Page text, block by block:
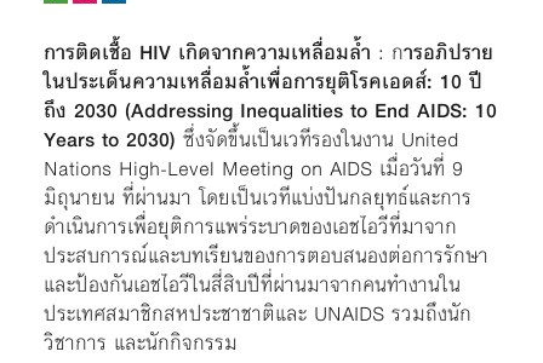
การติดเชื้อ HIV เกิดจากความเหลื่อมล้ำ : การอภิปราย
ในประเด็นความเหลื่อมล้ำเพื่อการยุติโรคเอดส์: 10 ปี
ถึง 2030 (Addressing Inequalities to End AIDS: 10
Years to 2030) ซึ่งจัดขึ้นเป็นเวทีรองในงาน United
Nations High-Level Meeting on AIDS เมื่อวันที่ 9
มิถุนายน ที่ผ่านมา โดยเป็นเวทีแบ่งปันกลยุทธ์และการ
ดำเนินการเพื่อยุติการแพร่ระบาดของเอชไอวีที่มาจาก
ประสบการณ์และบทเรียนของการตอบสนองต่อการรักษา
และป้องกันเอชไอวีในสี่สิบปีที่ผ่านมาจากคนทำงานใน
ประเทศสมาชิกสหประชาชาติและ UNAIDS รวมถึงนัก
วิชาการ และนักกิจกรรม